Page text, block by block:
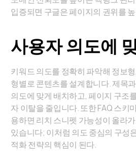
입증되면 구글은 페이지의 권위를
사용자 의도에
키워드 의도를 정확히 파악해 정보
형별로 콘텐츠를 설계합니다. 제목
의도에 맞게 배치하고, 페이지 구조
자 이탈을 줄입니다. 또한 FAQ 스키
용하면 리치 스니펫 가능성이 올라
있습니다; 이처럼 의도 중심의 구성
적화 전략의 핵심이 된다.